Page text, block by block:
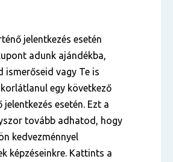
jelentkezés esetén
adunk ajándékba,
ismerőseid vagy Te is
egy következő
jelentkezés esetén. Ezt a
tovább adhatod, hogy
kedvezménnyel
képzéseinkre. Kattints a